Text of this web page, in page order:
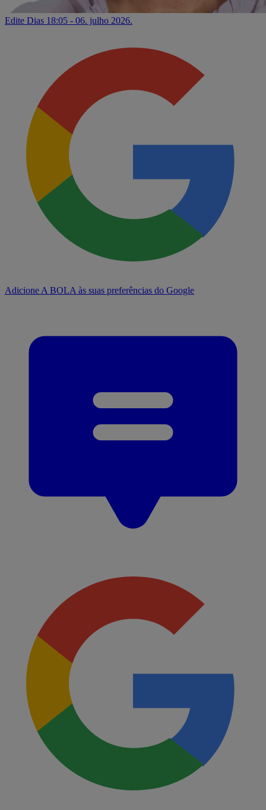
Edite Dias 18:05 - 06. julho 2026.
Adicione A BOLA às suas preferências do Google